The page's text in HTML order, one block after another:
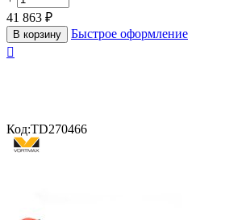
41 863 ₽
В корзину
Быстрое оформление

Код:TD270466